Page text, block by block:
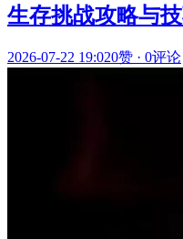
生存挑战攻略与
2026-07-22 19:020赞 · 0评论